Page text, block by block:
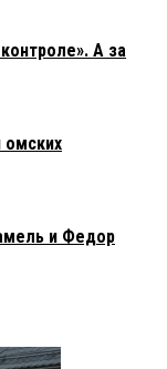
А за
и Федор